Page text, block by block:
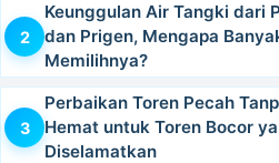
Keunggulan Air Tangki dari
dan Prigen, Mengapa
Memilihnya?
Perbaikan Toren Pecah
Hemat untuk Toren Bocor
Diselamatkan